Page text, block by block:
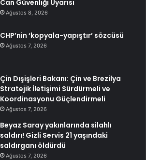
Can Güvenliği Uyarısı
Ağustos 8, 2026
CHP’nin ‘kopyala-yapıştır’ sözcüsü
Ağustos 7, 2026
Çin Dışişleri Bakanı: Çin ve Brezilya
Stratejik İletişimi Sürdürmeli ve
Koordinasyonu Güçlendirmeli
Ağustos 7, 2026
Beyaz Saray yakınlarında silahlı
saldırı! Gizli Servis 21 yaşındaki
saldırganı öldürdü
Ağustos 7, 2026